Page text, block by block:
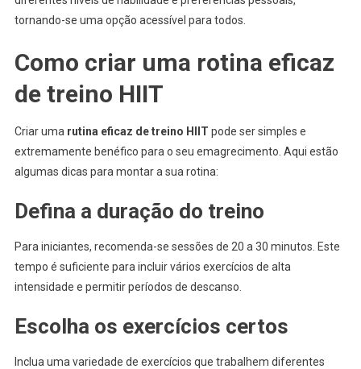
tornando-se uma opção acessível para todos.
Como criar uma rotina eficaz
de treino HIIT
Criar uma rutina eficaz de treino HIIT pode ser simples e
extremamente benéfico para o seu emagrecimento. Aqui estão
algumas dicas para montar a sua rotina:
Defina a duração do treino
Para iniciantes, recomenda-se sessões de 20 a 30 minutos. Este
tempo é suficiente para incluir vários exercícios de alta
intensidade e permitir períodos de descanso.
Escolha os exercícios certos
Inclua uma variedade de exercícios que trabalhem diferentes